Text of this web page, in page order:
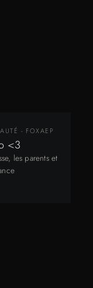
- FOXAEP
<3
les parents et